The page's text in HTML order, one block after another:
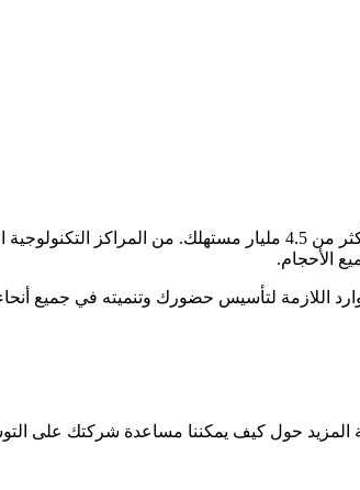
آسيا هي قارة الفرص الهائلة، باقتصاداتها سريعة النمو، وأسواقها
الأحجام.
اللازمة لتأسيس حضورك وتنميته في جميع
حول كيف يمكننا مساعدة شركتك على